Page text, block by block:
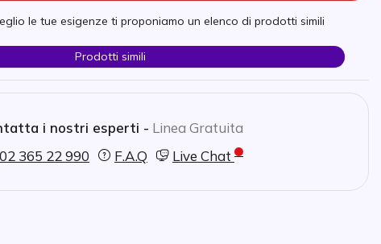
le tue esigenze ti proponiamo un elenco di prodotti simili
Prodotti simili
i nostri esperti - Linea Gratuita
02 365 22 990
F.A.Q Live Chat